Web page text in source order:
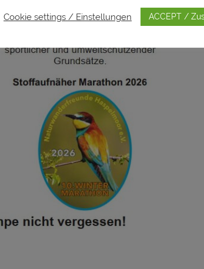
Cookie settings / Einstellungen ACCEPT /